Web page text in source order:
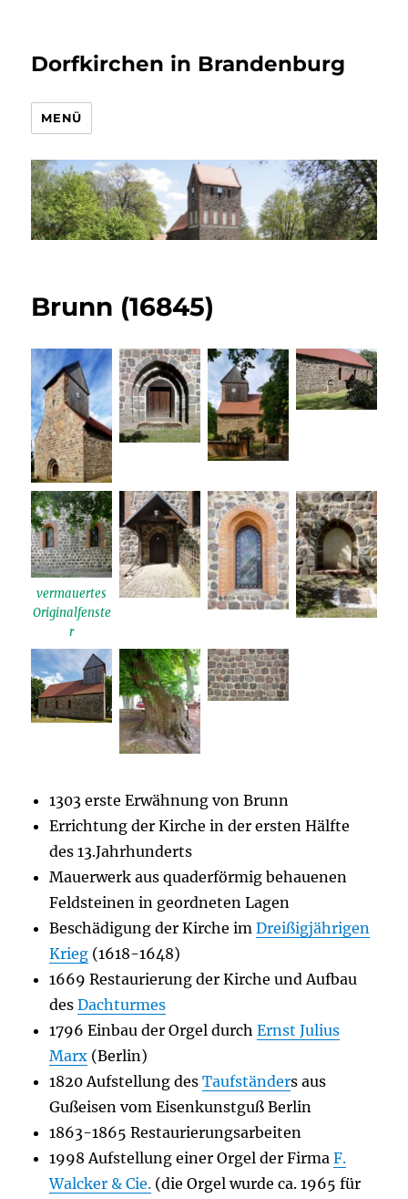
Dorfkirchen in Brandenburg
MENÜ
Brunn (16845)
vermauertes
Originalfenste
r
1303 erste Erwähnung von Brunn
Errichtung der Kirche in der ersten Hälfte
des 13.Jahrhunderts
Mauerwerk aus quaderförmig behauenen
Feldsteinen in geordneten Lagen
Beschädigung der Kirche imDreißigjährigen
Krieg (1618-1648)
1669 Restaurierung der Kirche und Aufbau
desDachturmes
1796 Einbau der Orgel durchErnst Julius
Marx (Berlin)
1820 Aufstellung desTaufständers aus
Gußeisen vom Eisenkunstguß Berlin
1863-1865 Restaurierungsarbeiten
1998 Aufstellung einer Orgel der FirmaF.
Walcker & Cie. (die Orgel wurde ca. 1965 für